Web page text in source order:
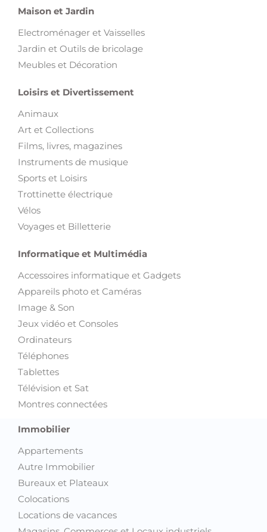
Maison et Jardin
Electroménager et Vaisselles
Jardin et Outils de bricolage
Meubles et Décoration
Loisirs et Divertissement
Animaux
Art et Collections
Films, livres, magazines
Instruments de musique
Sports et Loisirs
Trottinette électrique
Vélos
Voyages et Billetterie
Informatique et Multimédia
Accessoires informatique et Gadgets
Appareils photo et Caméras
Image & Son
Jeux vidéo et Consoles
Ordinateurs
Téléphones
Tablettes
Télévision et Sat
Montres connectées
Immobilier
Appartements
Autre Immobilier
Bureaux et Plateaux
Colocations
Locations de vacances